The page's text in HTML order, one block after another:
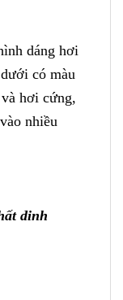
dáng hơi
có màu
hơi cứng,
nhiều
dinh